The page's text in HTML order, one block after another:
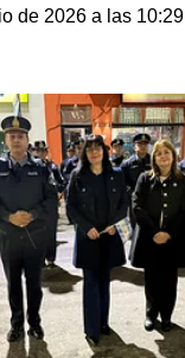
de 2026 a las 10:29